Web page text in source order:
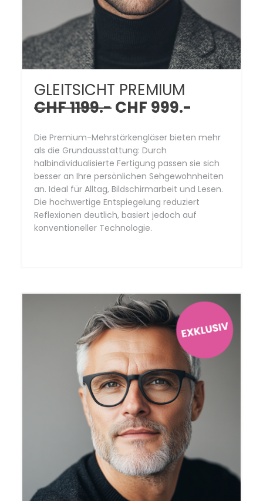
GLEITSICHT PREMIUM
CHF 1199.-CHF 999.-
Die Premium-Mehrstärkengläser bieten mehr
als die Grundausstattung: Durch
halbindividualisierte Fertigung passen sie sich
besser an Ihre persönlichen Sehgewohnheiten
an. Ideal für Alltag, Bildschirmarbeit und Lesen.
Die hochwertige Entspiegelung reduziert
Reflexionen deutlich, basiert jedoch auf
konventioneller Technologie.